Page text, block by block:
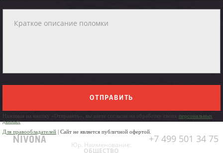
ОТПРАВИТЬ
Нажимая на кнопку «Отправить», вы даете согласие на обработку своих персональных
данных
Для правообладателей | Сайт не является публичной офертой.
+7 499 501 34 75
Юр. Наименование:
ОБЩЕСТВО